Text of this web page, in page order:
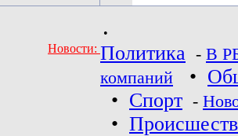
•
Новости: Политика - В
компаний
•
• Спорт -
•